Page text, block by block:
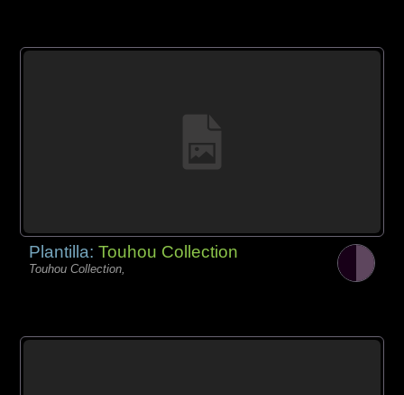
Plantilla:Touhou Collection
Touhou Collection,